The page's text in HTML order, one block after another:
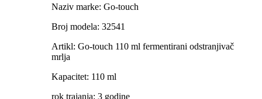
Naziv marke: Go-touch
Broj modela: 32541
Artikl: Go-touch 110 ml fermentirani odstranjivač
mrlja
Kapacitet: 110 ml
rok trajanja: 3 godine